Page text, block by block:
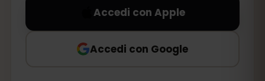
Accedi con Apple
Accedi con Google